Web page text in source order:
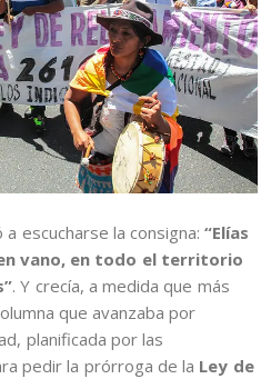
escucharse la consigna: “Elías
vano, en todo el territorio
. Y crecía, a medida que más
que avanzaba por
planificada por las
pedir la prórroga de la Ley de